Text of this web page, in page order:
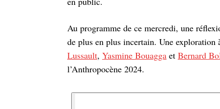
Au programme de ce mercredi, une
de plus en plus incertain. Une
Lussault, Yasmine Bouagga et Bernard
l’Anthropocène 2024.